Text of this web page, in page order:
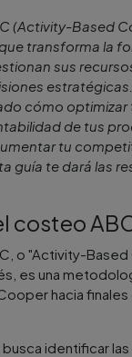
(Activity-Based
transforma la
sus
cómo optimizar
de tus
tu
guía te dará las
costeo
o "Activity-
es una
hacia
identificar